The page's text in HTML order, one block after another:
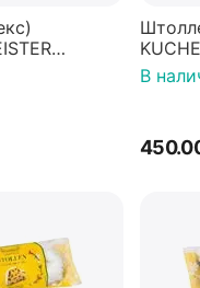
200г
В